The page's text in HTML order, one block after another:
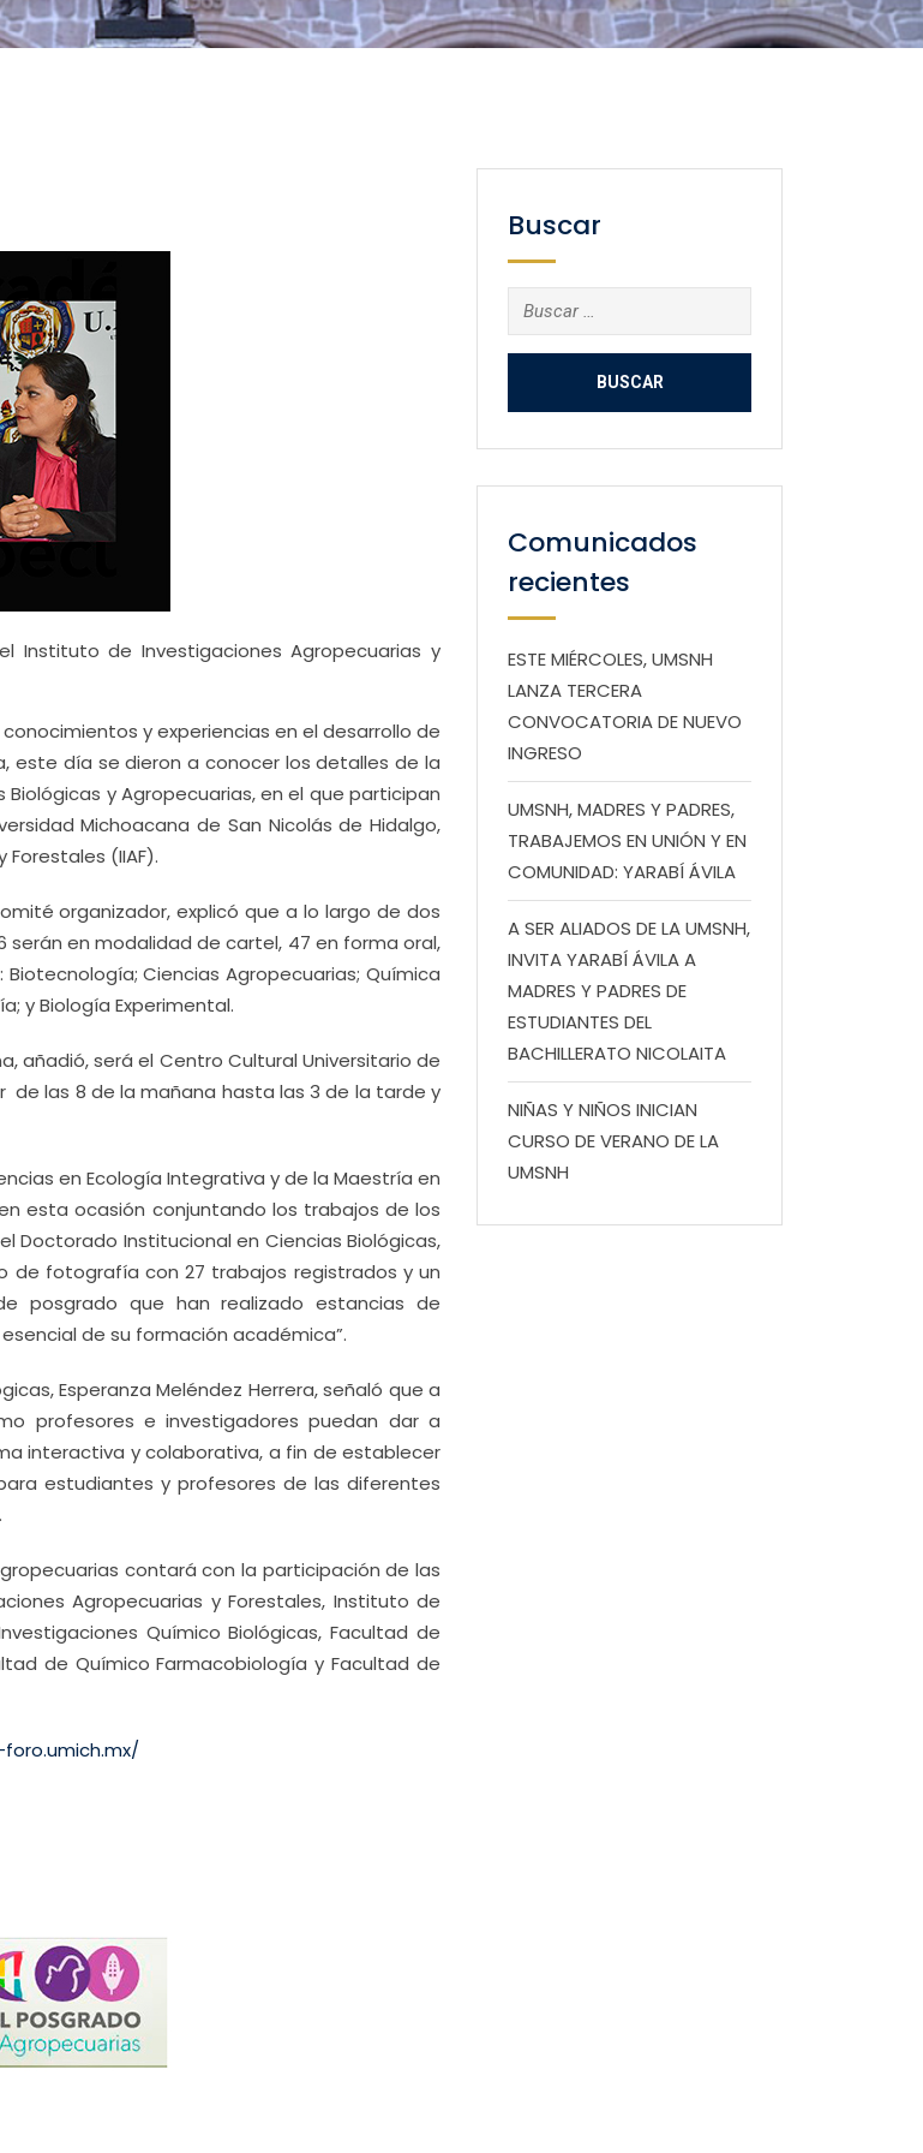
Instituto de Investigaciones Agropecuarias y
y experiencias en el desarrollo de
este día se dieron a conocer los detalles de la
y Agropecuarias, en el que participan
Michoacana de San Nicolás de Hidalgo,
(IIAF).
organizador, explicó que a lo largo de dos
en modalidad de cartel, 47 en forma oral,
Ciencias Agropecuarias; Química
y Biología Experimental.
añadió, será el Centro Cultural Universitario de
de las 8 de la mañana hasta las 3 de la tarde y
en Ecología Integrativa y de la Maestría en
esta ocasión conjuntando los trabajos de los
Doctorado Institucional en Ciencias Biológicas,
de fotografía con 27 trabajos registrados y un
posgrado que han realizado estancias de
de su formación académica”.
Esperanza Meléndez Herrera, señaló que a
profesores e investigadores puedan dar a
interactiva y colaborativa, a fin de establecer
estudiantes y profesores de las diferentes
contará con la participación de las
Agropecuarias y Forestales, Instituto de
Químico Biológicas, Facultad de
de Químico Farmacobiología y Facultad de
Buscar
Buscar:
Comunicados
recientes
ESTE MIÉRCOLES, UMSNH
LANZA TERCERA
CONVOCATORIA DE NUEVO
INGRESO
UMSNH, MADRES Y PADRES,
TRABAJEMOS EN UNIÓN Y EN
COMUNIDAD: YARABÍ ÁVILA
A SER ALIADOS DE LA UMSNH,
INVITA YARABÍ ÁVILA A
MADRES Y PADRES DE
ESTUDIANTES DEL
BACHILLERATO NICOLAITA
NIÑAS Y NIÑOS INICIAN
CURSO DE VERANO DE LA
UMSNH